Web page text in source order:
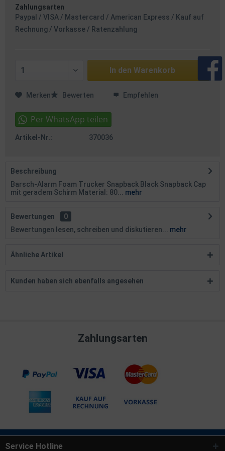
Zahlungsarten
Paypal / VISA / Mastercard / American Express / Kauf auf
Rechnung / Vorkasse / Ratenzahlung
In den Warenkorb
Merken Bewerten Empfehlen
Artikel-Nr.: 370036
Beschreibung
Barsch-Alarm Foam Trucker Snapback Black Snapback Cap
mit geradem Schirm Material: 80...
mehr
Bewertungen
0
Bewertungen lesen, schreiben und diskutieren...
mehr
Ähnliche Artikel
Kunden haben sich ebenfalls angesehen
Zahlungsarten
Service Hotline